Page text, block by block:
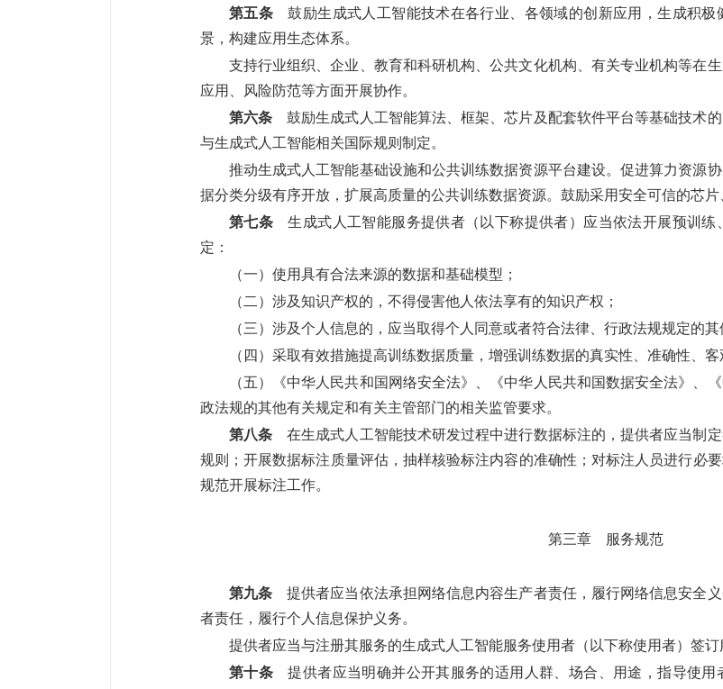
第五条 鼓励生成式人工智能技术在各行业、各领域的创新应用，生成积极
景，构建应用生态体系。
支持行业组织、企业、教育和科研机构、公共文化机构、有关专业机构等在
应用、风险防范等方面开展协作。
第六条 鼓励生成式人工智能算法、框架、芯片及配套软件平台等基础技术
与生成式人工智能相关国际规则制定。
推动生成式人工智能基础设施和公共训练数据资源平台建设。促进算力资源
据分类分级有序开放，扩展高质量的公共训练数据资源。鼓励采用安全可信的芯片
第七条 生成式人工智能服务提供者（以下称提供者）应当依法开展预训练
定：
（一）使用具有合法来源的数据和基础模型；
（二）涉及知识产权的，不得侵害他人依法享有的知识产权；
（三）涉及个人信息的，应当取得个人同意或者符合法律、行政法规规定的其
（四）采取有效措施提高训练数据质量，增强训练数据的真实性、准确性、客
（五）《中华人民共和国网络安全法》、《中华人民共和国数据安全法》、
政法规的其他有关规定和有关主管部门的相关监管要求。
第八条 在生成式人工智能技术研发过程中进行数据标注的，提供者应当制
规则；开展数据标注质量评估，抽样核验标注内容的准确性；对标注人员进行必
规范开展标注工作。
第三章 服务规范
第九条 提供者应当依法承担网络信息内容生产者责任，履行网络信息安全
者责任，履行个人信息保护义务。
提供者应当与注册其服务的生成式人工智能服务使用者（以下称使用者）签订
第十条 提供者应当明确并公开其服务的适用人群、场合、用途，指导使用